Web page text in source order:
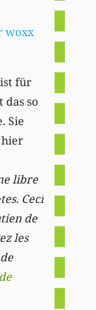
woxx
für
das so
Sie
hier
libre
Ceci
de
les